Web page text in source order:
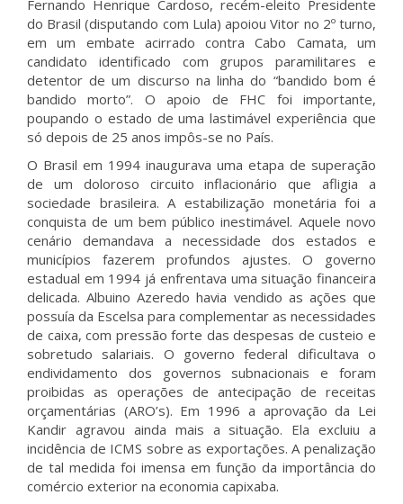
Fernando Henrique Cardoso, recém-eleito Presidente
do Brasil (disputando com Lula) apoiou Vitor no 2º turno,
em um embate acirrado contra Cabo Camata, um
candidato identificado com grupos paramilitares e
detentor de um discurso na linha do “bandido bom é
bandido morto”. O apoio de FHC foi importante,
poupando o estado de uma lastimável experiência que
só depois de 25 anos impôs-se no País.
O Brasil em 1994 inaugurava uma etapa de superação
de um doloroso circuito inflacionário que afligia a
sociedade brasileira. A estabilização monetária foi a
conquista de um bem público inestimável. Aquele novo
cenário demandava a necessidade dos estados e
municípios fazerem profundos ajustes. O governo
estadual em 1994 já enfrentava uma situação financeira
delicada. Albuino Azeredo havia vendido as ações que
possuía da Escelsa para complementar as necessidades
de caixa, com pressão forte das despesas de custeio e
sobretudo salariais. O governo federal dificultava o
endividamento dos governos subnacionais e foram
proibidas as operações de antecipação de receitas
orçamentárias (ARO’s). Em 1996 a aprovação da Lei
Kandir agravou ainda mais a situação. Ela excluiu a
incidência de ICMS sobre as exportações. A penalização
de tal medida foi imensa em função da importância do
comércio exterior na economia capixaba.